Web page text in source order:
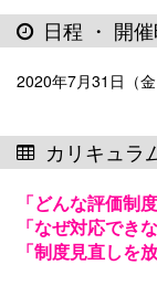
日程 ・ 開
2020年7月31日（金
カリキュラ
「どんな評価制
「なぜ対応でき
「制度見直しを